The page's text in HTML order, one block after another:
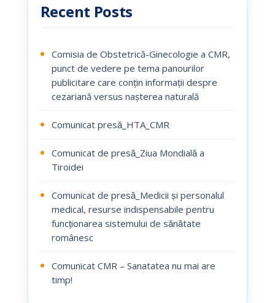
Recent Posts
Comisia de Obstetrică-Ginecologie a CMR,
punct de vedere pe tema panourilor
publicitare care conțin informații despre
cezariană versus nașterea naturală
Comunicat presă_HTA_CMR
Comunicat de presă_Ziua Mondială a
Tiroidei
Comunicat de presă_Medicii și personalul
medical, resurse indispensabile pentru
funcționarea sistemului de sănătate
românesc
Comunicat CMR – Sanatatea nu mai are
timp!